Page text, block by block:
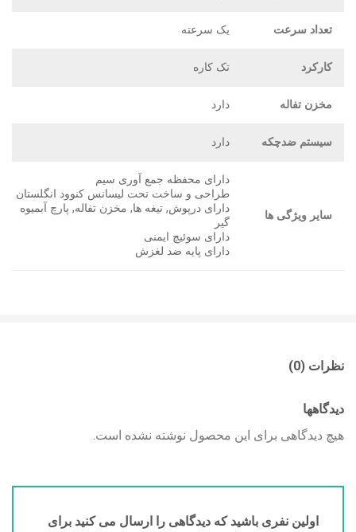
تعداد سرعت یک سرعته
کارکرد تک کاره
مخزن تفاله دارد
سیستم ضدچکه دارد
سایر ویژگی ها
دارای محفظه جمع آوری سیم
طراحی و ساخت تحت لیسانس کنوود انگلستان
دارای درپوش, تیغه ها, مخزن تفاله, پارچ آبمیوه
گیر
دارای سوئیچ ایمنی
دارای پایه ضد لغزش
نظرات (0)
دیدگاهها
هیچ دیدگاهی برای این محصول نوشته نشده است.
اولین نفری باشید که دیدگاهی را ارسال می کنید برای